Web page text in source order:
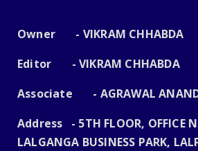
Owner - VIKRAM CHHABDA
Editor - VIKRAM CHHABDA
Associate - AGRAWAL ANAND
Address - 5TH FLOOR, OFFICE
LALGANGA BUSINESS PARK,